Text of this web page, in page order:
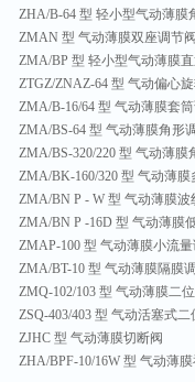
ZHA/B-64 型 轻小型气动薄膜
ZMAN 型 气动薄膜双座调节
ZMA/BP 型 轻小型气动薄膜
ZTGZ/ZNAZ-64 型 气动偏心
ZMA/B-16/64 型 气动薄膜套
ZMA/BS-64 型 气动薄膜角形
ZMA/BS-320/220 型 气动薄膜
ZMA/BK-160/320 型 气动薄
ZMA/BN P - W 型 气动薄膜
ZMA/BN P -16D 型 气动薄膜
ZMAP-100 型 气动薄膜小流
ZMA/BT-10 型 气动薄膜隔膜
ZMQ-102/103 型 气动薄膜二
ZSQ-403/403 型 气动活塞式
ZJHC 型 气动薄膜切断阀
ZHA/BPF-10/16W 型 气动薄